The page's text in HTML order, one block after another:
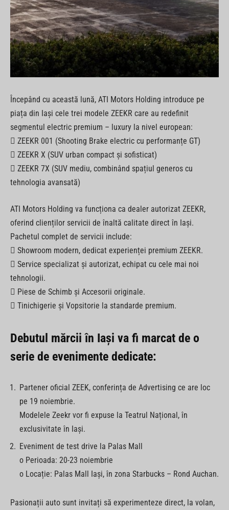
Începând cu această lună, ATI Motors Holding introduce pe
piața din Iași cele trei modele ZEEKR care au redefinit
segmentul electric premium – luxury la nivel european:
 ZEEKR 001 (Shooting Brake electric cu performanțe GT)
 ZEEKR X (SUV urban compact și sofisticat)
 ZEEKR 7X (SUV mediu, combinând spațiul generos cu
tehnologia avansată)
ATI Motors Holding va funcționa ca dealer autorizat ZEEKR,
oferind clienților servicii de înaltă calitate direct în Iași.
Pachetul complet de servicii include:
 Showroom modern, dedicat experienței premium ZEEKR.
 Service specializat și autorizat, echipat cu cele mai noi
tehnologii.
 Piese de Schimb și Accesorii originale.
 Tinichigerie și Vopsitorie la standarde premium.
Debutul mărcii în Iași va fi marcat de o
serie de evenimente dedicate:
Partener oficial ZEEK, conferința de Advertising ce are loc
pe 19 noiembrie.
Modelele Zeekr vor fi expuse la Teatrul Național, în
exclusivitate în Iași.
Eveniment de test drive la Palas Mall
o Perioada: 20-23 noiembrie
o Locație: Palas Mall Iași, în zona Starbucks – Rond Auchan.
Pasionații auto sunt invitați să experimenteze direct, la volan,